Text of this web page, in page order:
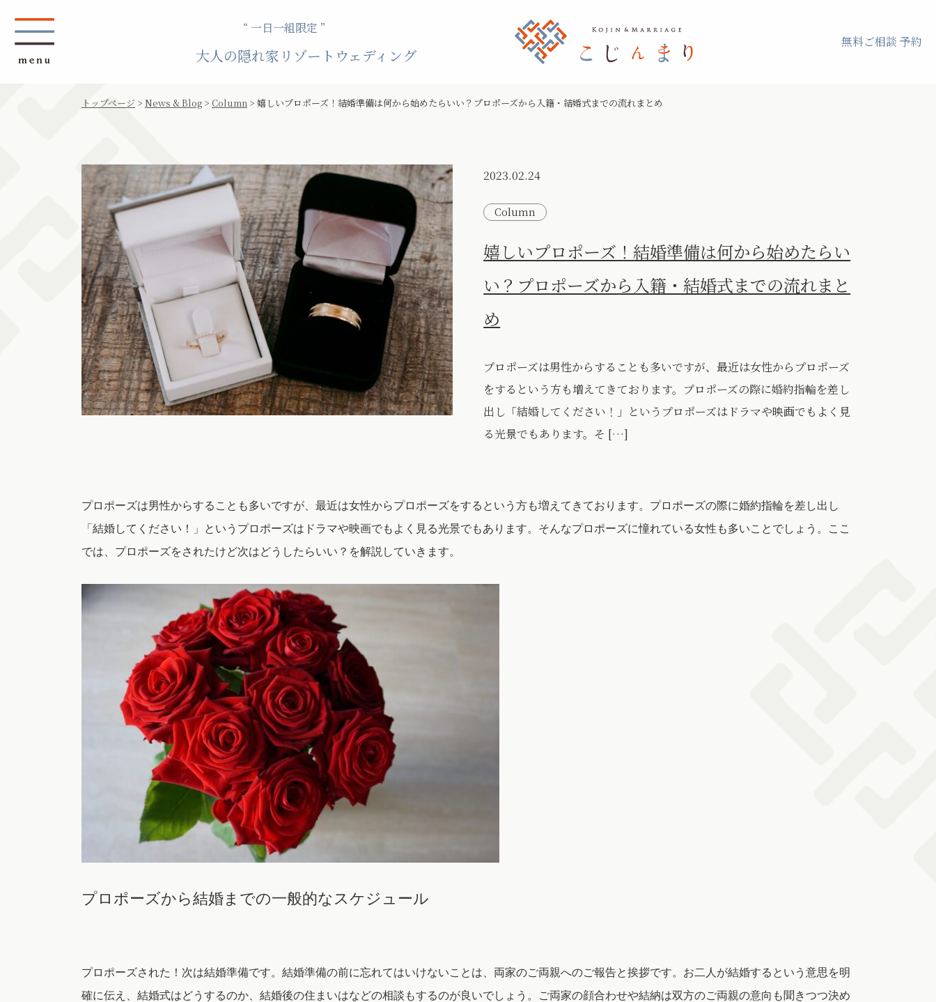
“ 一日一組限定 ”
大人の隠れ家リゾートウェディング
無料ご相談 予約
トップページ > News & Blog > Column > 嬉しいプロポーズ！結婚準備は何から始めたらいい？プロポーズから入籍・結婚式までの流れまとめ
2023.02.24
Column
嬉しいプロポーズ！結婚準備は何から始めたらい
い？プロポーズから入籍・結婚式までの流れまと
め
プロポーズは男性からすることも多いですが、最近は女性からプロポーズ
をするという方も増えてきております。プロポーズの際に婚約指輪を差し
出し「結婚してください！」というプロポーズはドラマや映画でもよく見
る光景でもあります。そ […]
プロポーズは男性からすることも多いですが、最近は女性からプロポーズをするという方も増えてきております。プロポーズの際に婚約指輪を差し出し
「結婚してください！」というプロポーズはドラマや映画でもよく見る光景でもあります。そんなプロポーズに憧れている女性も多いことでしょう。ここ
では、プロポーズをされたけど次はどうしたらいい？を解説していきます。
プロポーズから結婚までの一般的なスケジュール
プロポーズされた！次は結婚準備です。結婚準備の前に忘れてはいけないことは、両家のご両親へのご報告と挨拶です。お二人が結婚するという意思を明
確に伝え、結婚式はどうするのか、結婚後の住まいはなどの相談もするのが良いでしょう。ご両家の顔合わせや結納は双方のご両親の意向も聞きつつ決め